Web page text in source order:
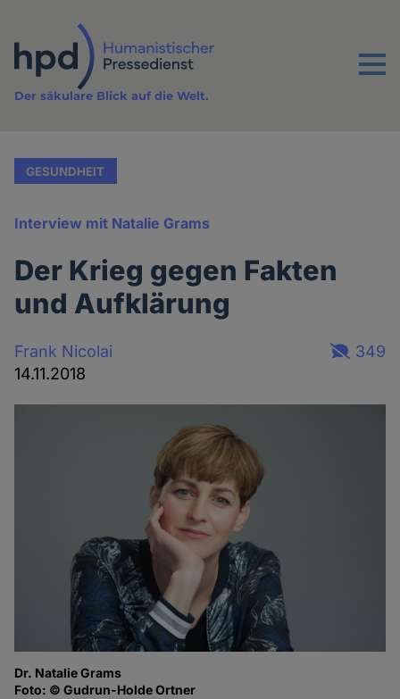
Inhalt
Menu
Der säkulare Blick auf die Welt.
GESUNDHEIT
Interview mit Natalie Grams
Der Krieg gegen Fakten
und Aufklärung
Frank Nicolai
14.11.2018
349
Dr. Natalie Grams
Foto: © Gudrun-Holde Ortner